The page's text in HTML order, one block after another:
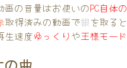
画の音量はお使いのPC自体
取得済みの動画で銀を取る
生速度ゆっくりや王様モー